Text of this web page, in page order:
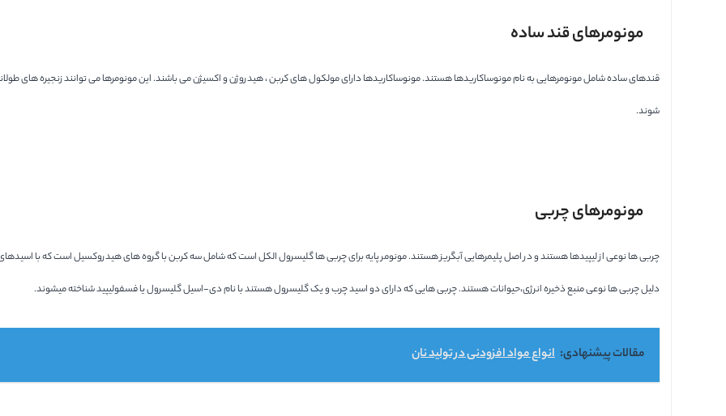
مونومرهای قند ساده
قندهای ساده شامل مونومرهایی به نام مونوساکاریدها هستند. مونوساکاریدها دارای مولکول های کربن ، هیدروژن و اکسیژن می باشند. این مونومرها می توانند زنجیره های
شوند.
مونومرهای چربی
چربی ها نوعی از لیپیدها هستند و در اصل پلیمرهایی آبگریز هستند. مونومر پایه برای چربی ها گلیسرول الکل است که شامل سه کربن با گروه های هیدروکسیل است که با
دلیل چربی ها نوعی منبع ذخیره انرژی،حیوانات هستند. چربی هایی که دارای دو اسید چرب و یک گلیسرول هستند با نام دی-اسیل گلیسرول یا فسفولیپید شناخته میشوند.
مقالات پیشنهادی: انواع مواد افزودنی در تولید نان